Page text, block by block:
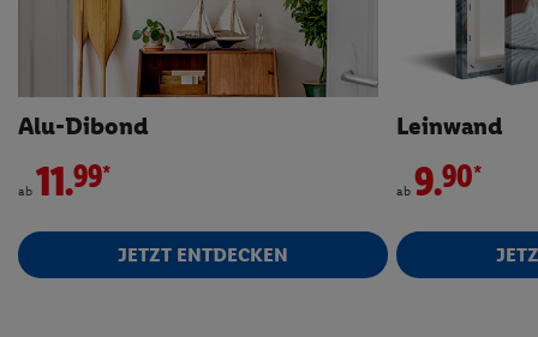
Alu-Dibond
ab11.99*
JETZT ENTDECKEN
Leinwand
ab9.90*